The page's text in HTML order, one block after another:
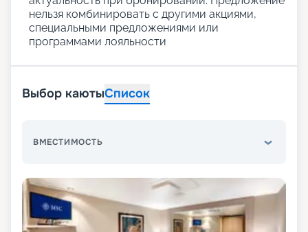
нельзя комбинировать с другими акциями,
специальными предложениями или
программами лояльности
Выбор каютыСписок
ВМЕСТИМОСТЬ